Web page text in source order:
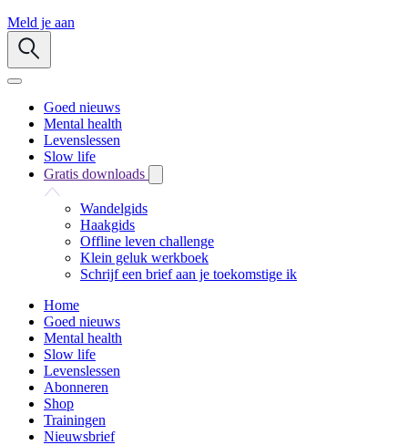
Meld je aan
Goed nieuws
Mental health
Levenslessen
Slow life
Gratis downloads
Wandelgids
Haakgids
Offline leven challenge
Klein geluk werkboek
Schrijf een brief aan je toekomstige ik
Home
Goed nieuws
Mental health
Slow life
Levenslessen
Abonneren
Shop
Trainingen
Nieuwsbrief